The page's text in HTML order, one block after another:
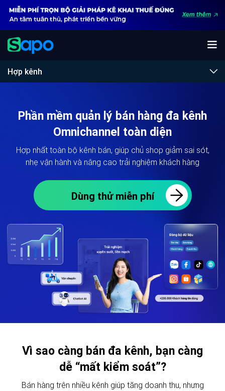
Hợp kênh
Phần mềm quản lý bán hàng đa kênh
Omnichannel toàn diện
Hợp nhất toàn bộ kênh bán, giúp chủ shop giảm sai sót,
nhẹ vận hành và nâng cao trải nghiệm khách hàng
Dùng thử miễn phí
Vì sao càng bán đa kênh, bạn càng
dễ “mất kiểm soát”?
Bán hàng trên nhiều kênh giúp tăng doanh thu, nhưng